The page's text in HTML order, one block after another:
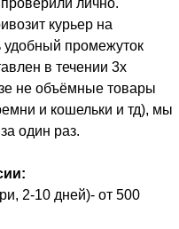
лично.
курьер на
промежуток
в течении 3х
не объёмные товары
и кошельки и тд), мы
один раз.
2-10 дней)- от 500